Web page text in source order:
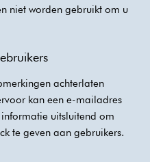
niet worden gebruikt om u
achterlaten
kan een e-mailadres
uitsluitend om
te geven aan gebruikers.